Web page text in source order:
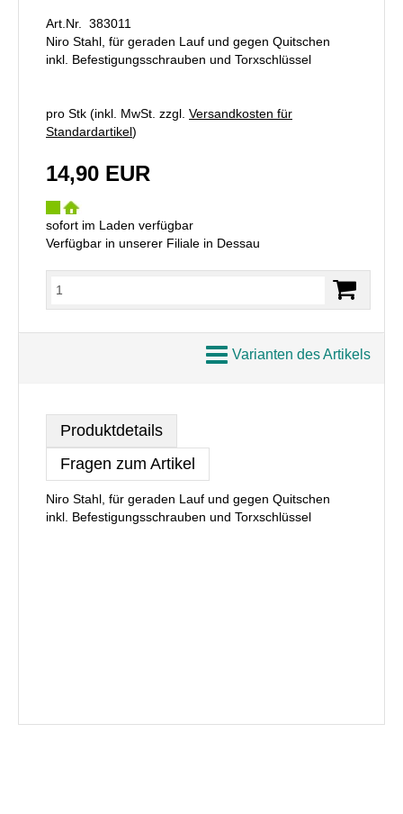
Art.Nr. 383011
Niro Stahl, für geraden Lauf und gegen Quitschen
inkl. Befestigungsschrauben und Torxschlüssel
pro Stk (inkl. MwSt. zzgl. Versandkosten für
Standardartikel)
14,90 EUR
sofort im Laden verfügbar
Verfügbar in unserer Filiale in Dessau
Varianten des Artikels
Produktdetails
Fragen zum Artikel
Niro Stahl, für geraden Lauf und gegen Quitschen
inkl. Befestigungsschrauben und Torxschlüssel